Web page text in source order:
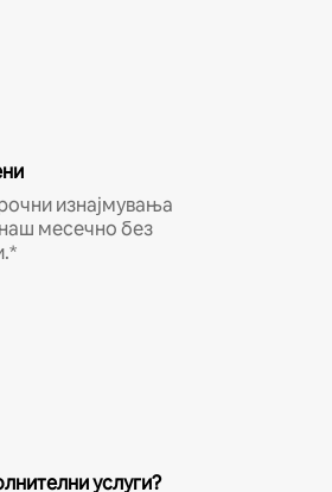
изнајмувања
месечно без
услуги?